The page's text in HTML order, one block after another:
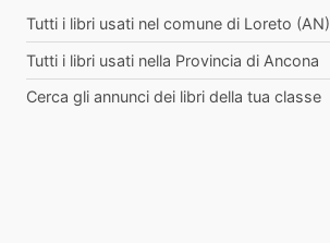
Tutti i libri usati nel comune di Loreto (AN)
Tutti i libri usati nella Provincia di Ancona
Cerca gli annunci dei libri della tua classe